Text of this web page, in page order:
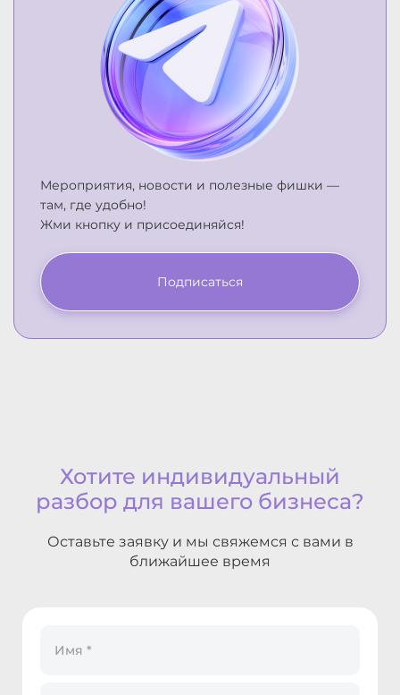
Мероприятия, новости и полезные фишки —
там, где удобно!
Жми кнопку и присоединяйся!
Подписаться
Хотите индивидуальный
разбор для вашего бизнеса?
Оставьте заявку и мы свяжемся с вами в
ближайшее время